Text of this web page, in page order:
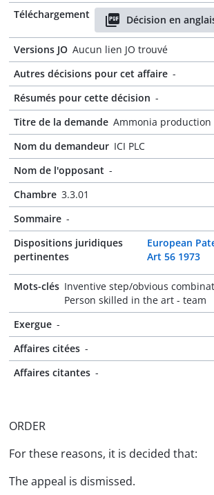
Téléchargement
Décision en
Versions JO Aucun lien JO trouvé
Autres décisions pour cet affaire -
Résumés pour cette décision -
Titre de la demande Ammonia production
Nom du demandeur ICI PLC
Nom de l'opposant -
Chambre 3.3.01
Sommaire -
Dispositions juridiques
pertinentes
European
Art 56 1973
Mots-clés Inventive step/obvious
Person skilled in the art - team
Exergue -
Affaires citées -
Affaires citantes -
ORDER
For these reasons, it is decided that:
The appeal is dismissed.